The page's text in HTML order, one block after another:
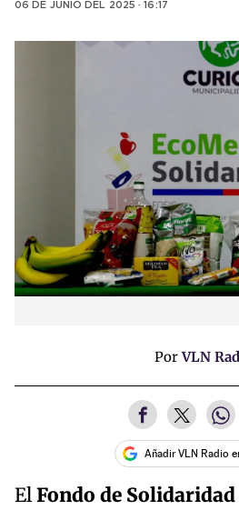
06 DE JUNIO DEL 2025 · 16:17
PorVLN
Añadir VLN Radio
ElFondo de